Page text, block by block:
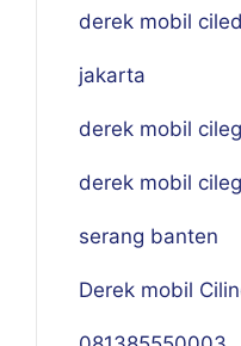
derek mobil
jakarta
derek mobil
derek mobil
serang banten
Derek mobil